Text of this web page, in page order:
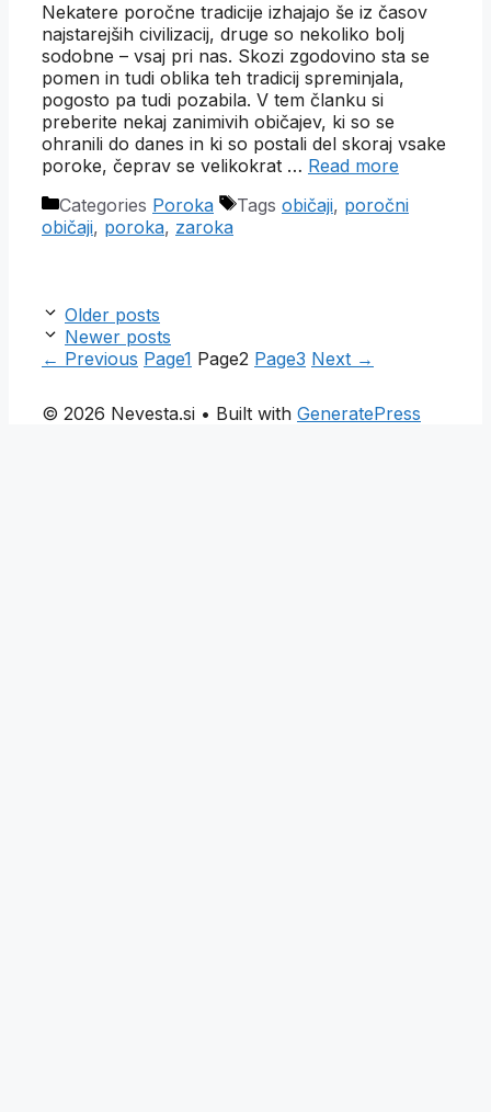
Nekatere poročne tradicije izhajajo še iz časov
najstarejših civilizacij, druge so nekoliko bolj
sodobne – vsaj pri nas. Skozi zgodovino sta se
pomen in tudi oblika teh tradicij spreminjala,
pogosto pa tudi pozabila. V tem članku si
preberite nekaj zanimivih običajev, ki so se
ohranili do danes in ki so postali del skoraj vsake
poroke, čeprav se velikokrat … Read more
Categories Poroka Tags običaji, poročni
običaji, poroka, zaroka
Older posts
Newer posts
← Previous Page1 Page2 Page3 Next →
© 2026 Nevesta.si • Built with GeneratePress